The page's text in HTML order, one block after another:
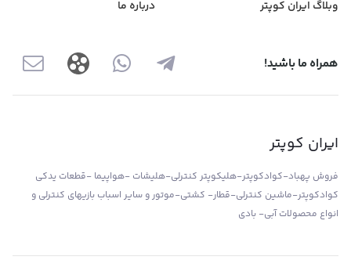
وبلاگ ایران کوپتر درباره ما
همراه ما باشید!
ایران کوپتر
فروش پهباد-کوادکوپتر-هلیکوپتر کنترلی-هلیشات -هواپیما -قطعات یدکی
کوادکوپتر-ماشین کنترلی-قطار- کشتی-موتور و سایر اسباب بازیهای کنترلی و
انواع محصولات آبی- بادی